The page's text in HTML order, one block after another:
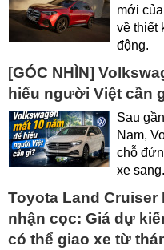
mới
về thiết
động.
[GÓC NHÌN]
hiểu người Việt cần
Sau
Nam,
chỗ
xe sang.
Toyota Land
nhận cọc: Giá dự
có thể giao xe từ